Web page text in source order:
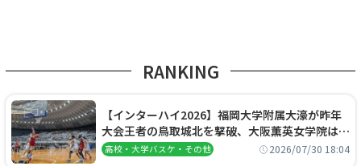
RANKING
【インターハイ2026】福岡大学附属大濠が昨年
大会王者の鳥取城北を撃破、大阪薫英女学院は岐
阜女子に完勝、大会3日目試合結果
高校・大学バスケ・その他 2026/07/30 18:04